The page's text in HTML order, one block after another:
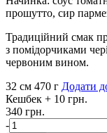
прошутто, сир
Традиційний смак
з помідорчиками
червоним вином.
32 см 470 г Додати
Кешбек + 10 грн.
340 грн.
-